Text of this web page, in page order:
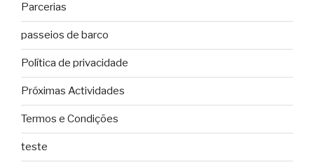
Parcerias
passeios de barco
Política de privacidade
Próximas Actividades
Termos e Condições
teste